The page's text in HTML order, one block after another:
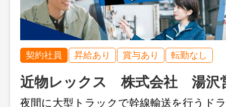
契約社員 昇給あり 賞与あり 転勤なし
近物レックス 株式会社 湯沢
夜間に大型トラックで幹線輸送を行う